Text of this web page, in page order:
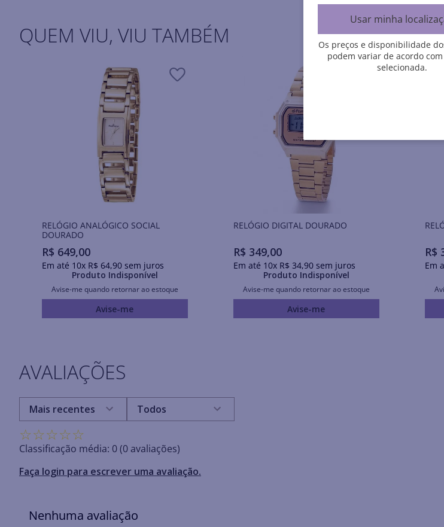
QUEM VIU, VIU TAMBÉM
RELÓGIO ANALÓGICO SOCIAL
DOURADO
R$ 649,00
Em até 10x R$ 64,90sem juros
Produto Indisponível
Avise-me quando retornar ao estoque
Avise-me
RELÓGIO DIGITAL DOURADO
R$ 349,00
Em até 10x R$ 34,90sem juros
Produto Indisponível
Avise-me quando retornar ao estoque
Avise-me
R$
Em
AVALIAÇÕES
☆☆☆☆☆
Classificação média: 0(0 avaliações)
Faça login para escrever uma avaliação.
Mais recentes Todos
Nenhuma avaliação
Usar minha
Os preços e disponibilidade
podem variar de acordo
selecionada.